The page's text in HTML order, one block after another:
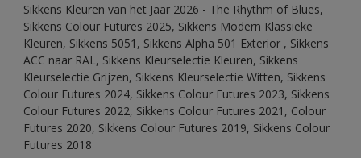
Sikkens Kleuren van het Jaar 2026 - The Rhythm of Blues,
Sikkens Colour Futures 2025, Sikkens Modern Klassieke
Kleuren, Sikkens 5051, Sikkens Alpha 501 Exterior , Sikkens
ACC naar RAL, Sikkens Kleurselectie Kleuren, Sikkens
Kleurselectie Grijzen, Sikkens Kleurselectie Witten, Sikkens
Colour Futures 2024, Sikkens Colour Futures 2023, Sikkens
Colour Futures 2022, Sikkens Colour Futures 2021, Colour
Futures 2020, Sikkens Colour Futures 2019, Sikkens Colour
Futures 2018